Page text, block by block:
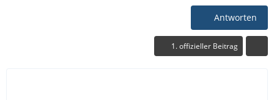
Antworten
1. offizieller Beitrag